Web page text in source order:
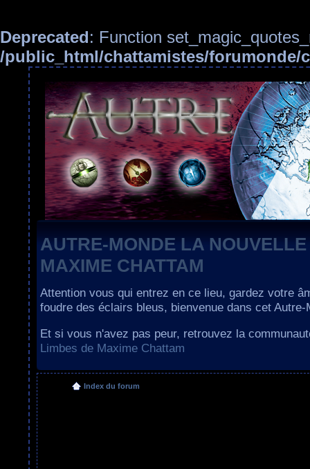
Deprecated: Function
/public_html/chattamistes/forumonde/
AUTRE-MONDE LA
MAXIME CHATTAM
Attention vous qui entrez en ce lieu, gardez votre
foudre des éclairs bleus, bienvenue dans cet Autre-
Et si vous n'avez pas peur, retrouvez la
Limbes de Maxime Chattam
Index du forum